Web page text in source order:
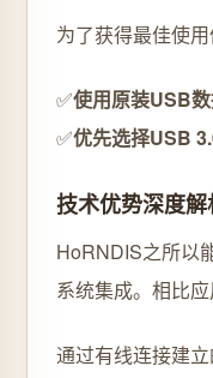
为了获得最佳使
✅使用原装USB
✅优先选择USB
技术优势深度解
HoRNDIS之所以
系统集成。相比
通过有线连接建